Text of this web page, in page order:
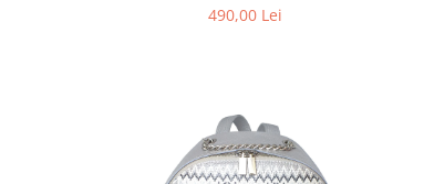
490,00 Lei